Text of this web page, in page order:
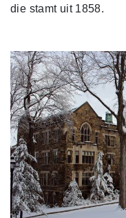
die stamt uit 1858.